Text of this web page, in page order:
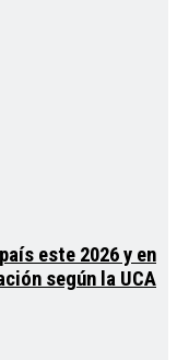
este 2026 y en
según la UCA